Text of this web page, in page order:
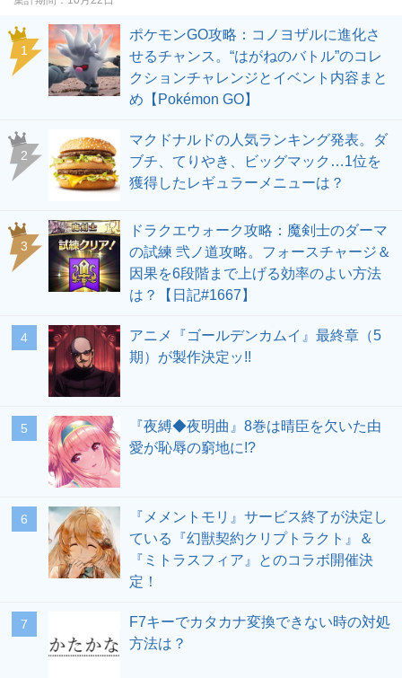
ポケモンGO攻略：コノヨザルに進化さ
せるチャンス。“はがねのバトル”のコレ
クションチャレンジとイベント内容まと
め【Pokémon GO】
マクドナルドの人気ランキング発表。ダ
ブチ、てりやき、ビッグマック…1位を
獲得したレギュラーメニューは？
ドラクエウォーク攻略：魔剣士のダーマ
の試練 弐ノ道攻略。フォースチャージ＆
因果を6段階まで上げる効率のよい方法
は？【日記#1667】
アニメ『ゴールデンカムイ』最終章（5
期）が製作決定ッ!!
『夜縛◆夜明曲』8巻は晴臣を欠いた由
愛が恥辱の窮地に!?
『メメントモリ』サービス終了が決定し
ている『幻獣契約クリプトラクト』＆
『ミトラスフィア』とのコラボ開催決
定！
F7キーでカタカナ変換できない時の対処
方法は？